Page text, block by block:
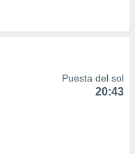
Puesta del sol
20:43